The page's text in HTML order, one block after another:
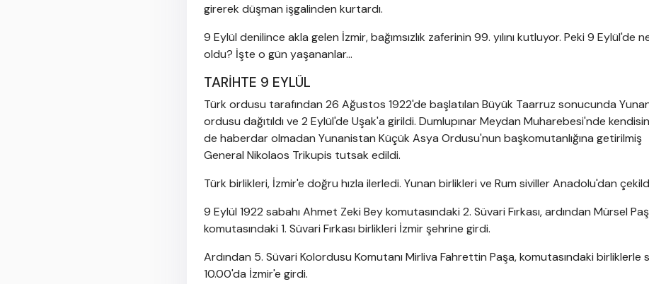
girerek düşman işgalinden kurtardı.
9 Eylül denilince akla gelen İzmir, bağımsızlık zaferinin 99. yılını kutluyor. Peki 9 Eylül'de
oldu? İşte o gün yaşananlar...
TARİHTE 9 EYLÜL
Türk ordusu tarafından 26 Ağustos 1922'de başlatılan Büyük Taarruz sonucunda
ordusu dağıtıldı ve 2 Eylül'de Uşak'a girildi. Dumlupınar Meydan Muharebesi'nde
de haberdar olmadan Yunanistan Küçük Asya Ordusu'nun başkomutanlığına getirilmiş
General Nikolaos Trikupis tutsak edildi.
Türk birlikleri, İzmir'e doğru hızla ilerledi. Yunan birlikleri ve Rum siviller Anadolu'dan
9 Eylül 1922 sabahı Ahmet Zeki Bey komutasındaki 2. Süvari Fırkası, ardından Mürsel
komutasındaki 1. Süvari Fırkası birlikleri İzmir şehrine girdi.
Ardından 5. Süvari Kolordusu Komutanı Mirliva Fahrettin Paşa, komutasındaki birliklerle
10.00'da İzmir'e girdi.